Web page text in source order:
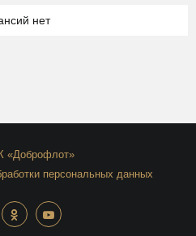
нет
«Доброфлот»
персональных данных